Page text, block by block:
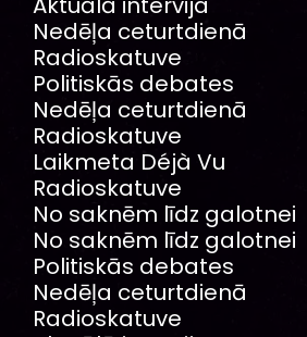
Nedēļa ceturtdienā
Radioskatuve
Politiskās debates
Nedēļa ceturtdienā
Radioskatuve
Laikmeta Déjà Vu
Radioskatuve
No saknēm līdz galotnei
No saknēm līdz galotnei
Politiskās debates
Nedēļa ceturtdienā
Radioskatuve